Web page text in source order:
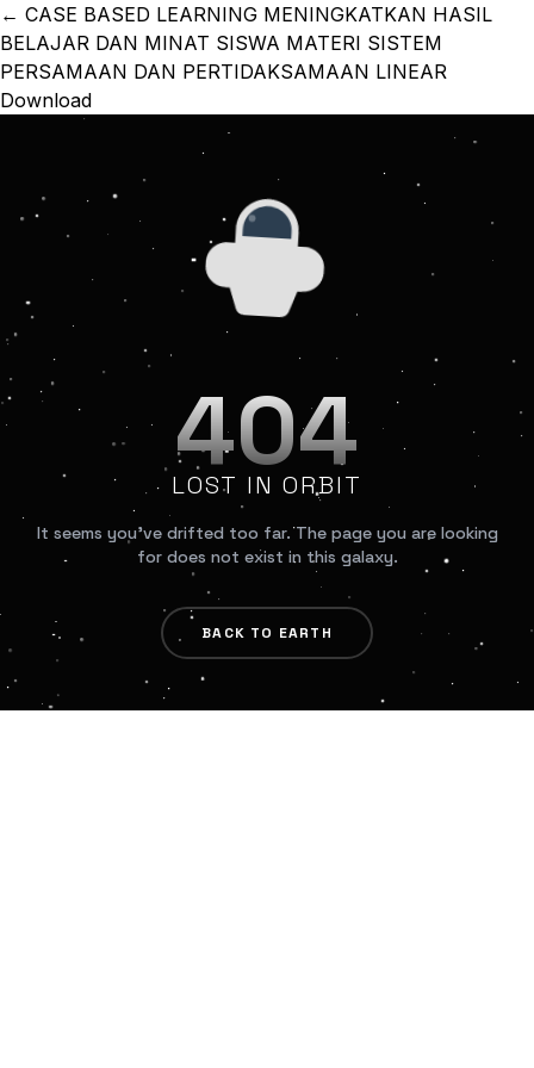
← Return to Article Details
CASE BASED LEARNING MENINGKATKAN HASIL
BELAJAR DAN MINAT SISWA MATERI SISTEM
PERSAMAAN DAN PERTIDAKSAMAAN LINEAR
Download